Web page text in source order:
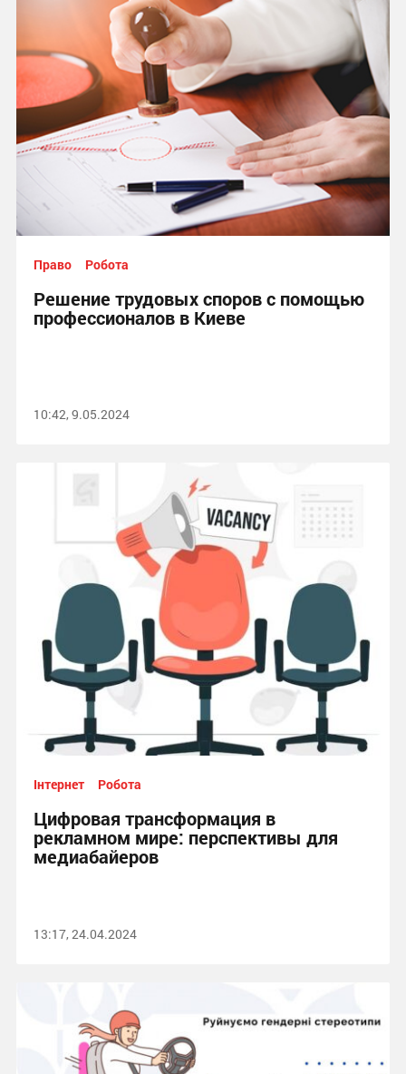
Право Робота
Решение трудовых споров с помощью
профессионалов в Киеве
10:42, 9.05.2024
Інтернет Робота
Цифровая трансформация в
рекламном мире: перспективы для
медиабайеров
13:17, 24.04.2024